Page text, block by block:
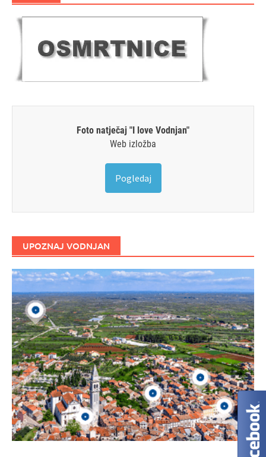
Foto natječaj "I love Vodnjan"
Web izložba
Pogledaj
UPOZNAJ VODNJAN